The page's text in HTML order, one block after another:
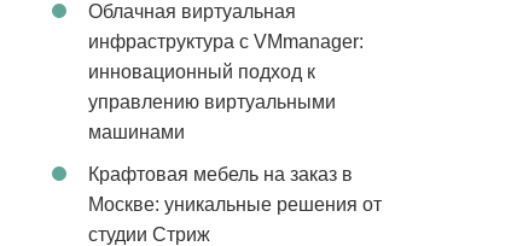
Облачная виртуальная
инфраструктура с VMmanager:
инновационный подход к
управлению виртуальными
машинами
Крафтовая мебель на заказ в
Москве: уникальные решения от
студии Стриж